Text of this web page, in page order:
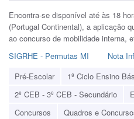
Encontra-se disponível até às 18
(Portugal Continental), a aplicação
ao concurso de mobilidade interna,
SIGRHE - Permutas MI Nota
Pré-Escolar
1º Ciclo Ensino
2º CEB - 3º CEB - Secundário
Concursos
Quadros e